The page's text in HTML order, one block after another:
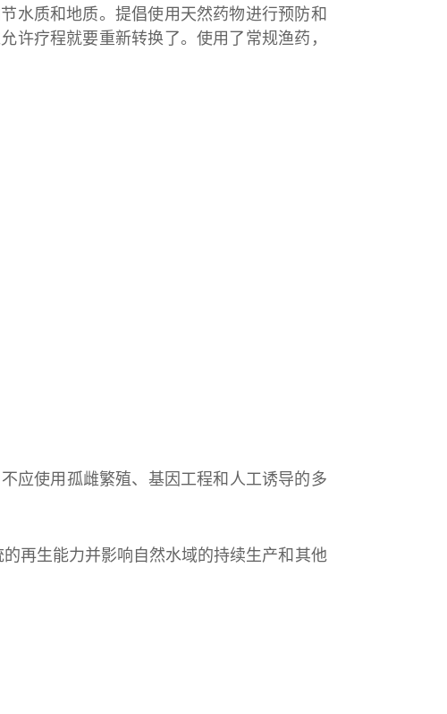
水质和地质。提倡使用天然药物进行预防和
许疗程就要重新转换了。使用了常规渔药，
应使用孤雌繁殖、基因工程和人工诱导的多
再生能力并影响自然水域的持续生产和其他